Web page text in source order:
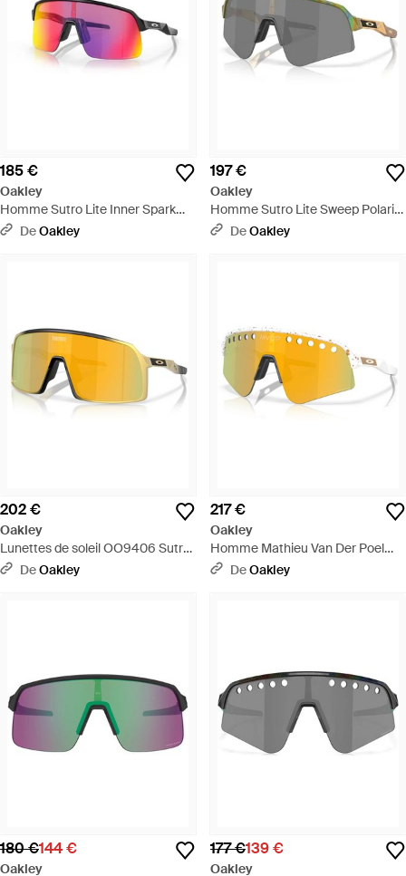
185 €
Oakley
Homme Sutro Lite Inner Spark
Collection Lunettes De Soleil -
DeOakley
197 €
Oakley
Homme Sutro Lite Sweep Polaris
Collection Lunettes De Soleil -
DeOakley
202 €
Oakley
Lunettes de soleil OO9406 Sutro
Shield pour homme - Noir
DeOakley
217 €
Oakley
Homme Mathieu Van Der Poel
Signature Series Sutro Lite Sweep
DeOakley
180 €144 €
Oakley
177 €139 €
Oakley